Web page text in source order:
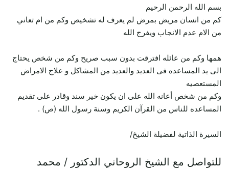
بسم الله الرحمن الرحيم
كم من انسان مريض بمرض لم يعرف له تشخيص وكم من ام تعاني
من الام عدم الانجاب ويفرج الله
همها وكم من عائله افترقت بدون سبب صريح وكم من شخص يحتاج
الى يد المساعده فى العديد والعديد من المشاكل و علاج الامراض
المستعصيه
وكم من شخص أعانه الله على ان يكون خير سند وقادر على تقديم
المساعده للناس من القرآن الكريم وسنة رسول الله (ص) .
السيرة الذاتية لفضيلة الشيخ/
للتواصل مع الشيخ الروحاني الدكتور / محمد